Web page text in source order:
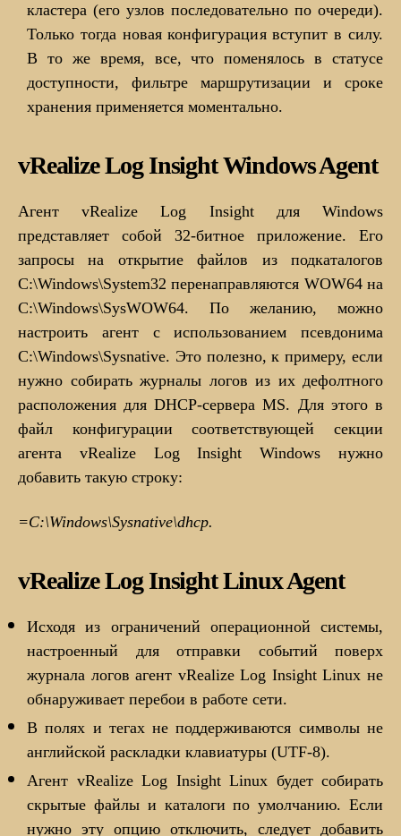
кластера (его узлов последовательно по очереди).
Только тогда новая конфигурация вступит в силу.
В то же время, все, что поменялось в статусе
доступности, фильтре маршрутизации и сроке
хранения применяется моментально.
vRealize Log Insight Windows Agent
Агент vRealize Log Insight для Windows
представляет собой 32-битное приложение. Его
запросы на открытие файлов из подкаталогов
C:\Windows\System32 перенаправляются WOW64 на
C:\Windows\SysWOW64. По желанию, можно
настроить агент с использованием псевдонима
C:\Windows\Sysnative. Это полезно, к примеру, если
нужно собирать журналы логов из их дефолтного
расположения для DHCP-сервера MS. Для этого в
файл конфигурации соответствующей секции
агента vRealize Log Insight Windows нужно
добавить такую строку:
=C:\Windows\Sysnative\dhcp.
vRealize Log Insight Linux Agent
Исходя из ограничений операционной системы,
настроенный для отправки событий поверх
журнала логов агент vRealize Log Insight Linux не
обнаруживает перебои в работе сети.
В полях и тегах не поддерживаются символы не
английской раскладки клавиатуры (UTF-8).
Агент vRealize Log Insight Linux будет собирать
скрытые файлы и каталоги по умолчанию. Если
нужно эту опцию отключить, следует добавить